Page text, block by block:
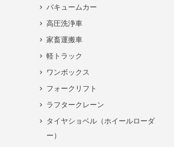
バキュームカー
高圧洗浄車
家畜運搬車
軽トラック
ワンボックス
フォークリフト
ラフタークレーン
タイヤショベル（ホイールローダ
ー）